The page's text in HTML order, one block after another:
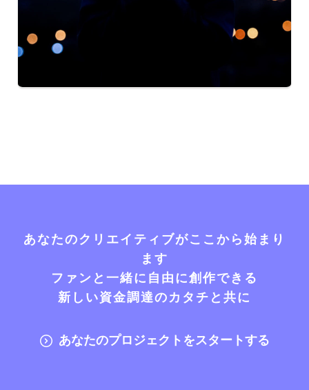
あなたのクリエイティブがここから始まり
ます
ファンと一緒に自由に創作できる
新しい資金調達のカタチと共に
あなたのプロジェクトをスタートする